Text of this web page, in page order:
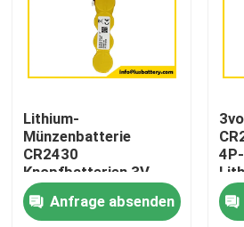
Fabrik-Ausflug
Qualitätskontrolle
Treten Sie mit uns in
Lithium-
Münzenbatterie
CR2430
Knopfbatterien 3V
1200mah ESL Lithium-
Batterie OEM
Anfrage absenden